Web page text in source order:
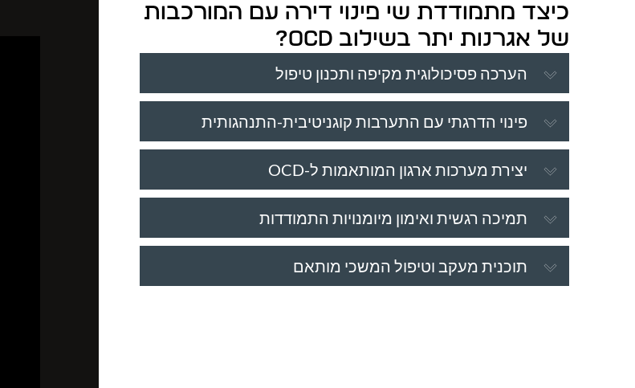
כיצד מתמודדת שי פינוי דירה עם המורכבות
של אגרנות יתר בשילוב OCD?
הערכה פסיכולוגית מקיפה ותכנון טיפול
פינוי הדרגתי עם התערבות קוגניטיבית-התנהגותית
יצירת מערכות ארגון המותאמות ל-OCD
תמיכה רגשית ואימון מיומנויות התמודדות
תוכנית מעקב וטיפול המשכי מותאם